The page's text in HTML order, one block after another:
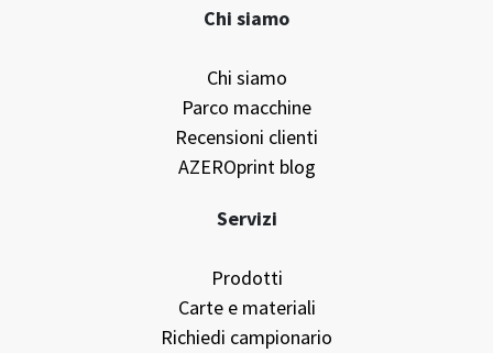
Chi siamo
Chi siamo
Parco macchine
Recensioni clienti
AZEROprint blog
Servizi
Prodotti
Carte e materiali
Richiedi campionario